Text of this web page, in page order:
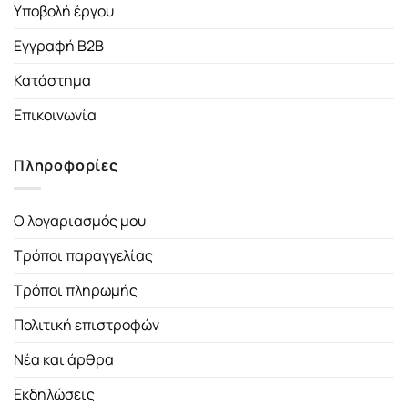
Υποβολή έργου
Εγγραφή B2B
Κατάστημα
Επικοινωνία
Πληροφορίες
Ο λογαριασμός μου
Τρόποι παραγγελίας
Τρόποι πληρωμής
Πολιτική επιστροφών
Νέα και άρθρα
Εκδηλώσεις